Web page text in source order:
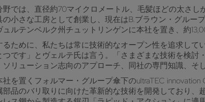
野では、直径約70マイクロメートル、毛髪ほどの太さ
の小さな工房として創業し、現在はB.ブラウン・グル
ルテンベルク州チュットリンゲンに本社を置き、約
るために、私たちは常に技術的なオープン性を追求し
です」とヴェルテ氏は言う。「さまざまな技術を検
ソリューション志向のアプローチ、同社の専門知識、そ
社を置くフォルマー・グループ傘下のultraTEC
部品のバリ取りに向けた革新的な技術を開発しており